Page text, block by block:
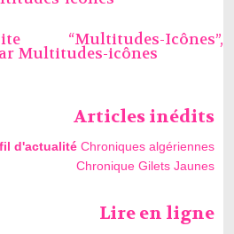
“Multitudes-Icônes”,
Multitudes-icônes
Articles inédits
d'actualité Chroniques algériennes
Chronique Gilets Jaunes
Lire en ligne